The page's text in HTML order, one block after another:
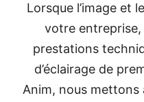
Lorsque l’image et
votre entreprise,
prestations
d’éclairage de
Anim, nous